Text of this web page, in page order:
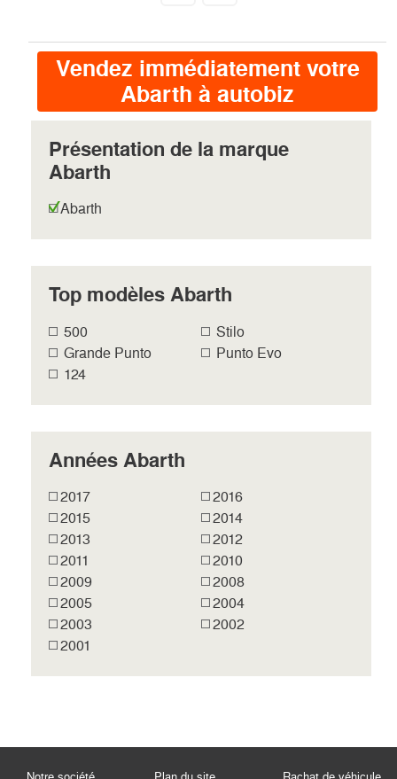
Vendez immédiatement votre
Abarth à autobiz
Présentation de la marque
Abarth
Abarth
Top modèles Abarth
500
Stilo
Grande Punto
Punto Evo
124
Années Abarth
2017
2016
2015
2014
2013
2012
2011
2010
2009
2008
2005
2004
2003
2002
2001